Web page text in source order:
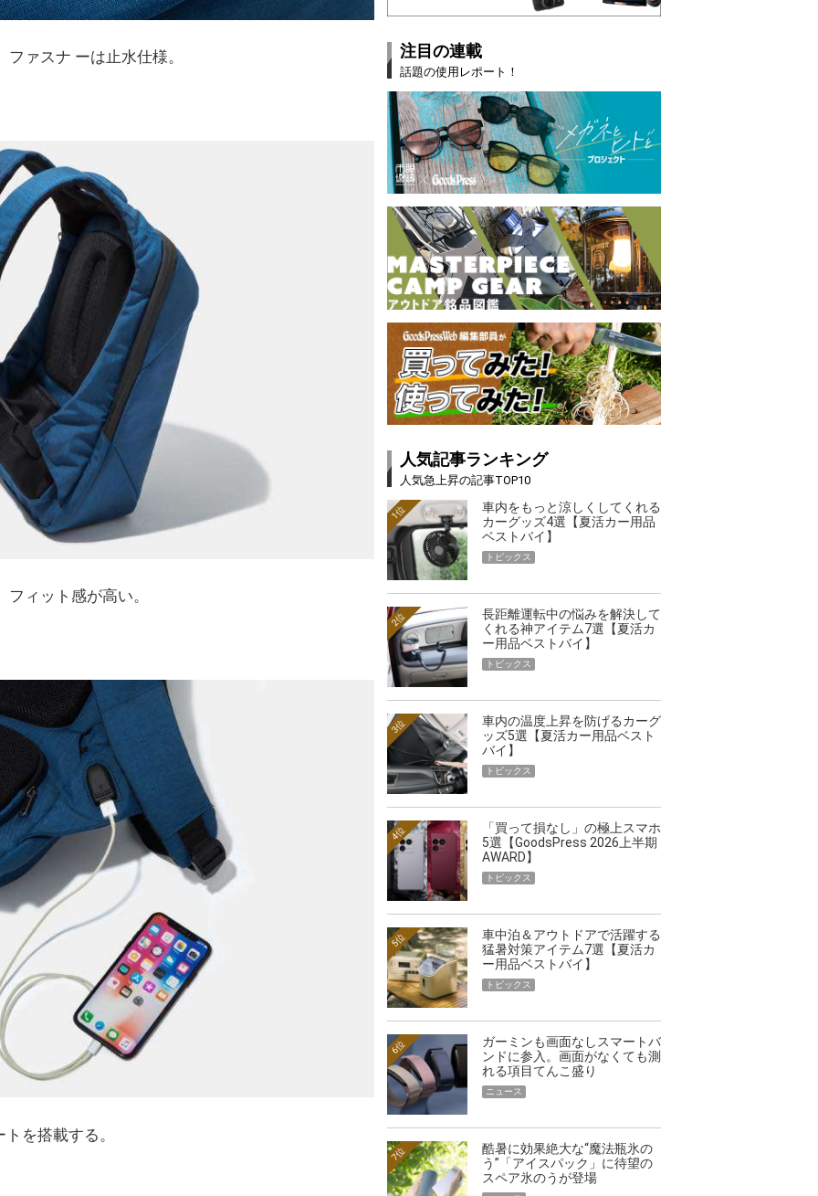
ァスナ ーは止水仕様。
ィット感が高い。
を搭載する。
注目の連載
話題の使用レポート！
人気記事ランキング
人気急上昇の記事TOP10
車内をもっと涼しくしてくれる
カーグッズ4選【夏活カー用品
ベストバイ】
1位
トピックス
長距離運転中の悩みを解決して
くれる神アイテム7選【夏活カ
ー用品ベストバイ】
2位
トピックス
車内の温度上昇を防げるカーグ
ッズ5選【夏活カー用品ベスト
バイ】
3位
トピックス
「買って損なし」の極上スマホ
5選【GoodsPress 2026上半期
AWARD】
4位
トピックス
車中泊＆アウトドアで活躍する
猛暑対策アイテム7選【夏活カ
ー用品ベストバイ】
5位
トピックス
ガーミンも画面なしスマートバ
ンドに参入。画面がなくても測
れる項目てんこ盛り
6位
ニュース
酷暑に効果絶大な“魔法瓶氷の
う”「アイスパック」に待望の
スペア氷のうが登場
7位